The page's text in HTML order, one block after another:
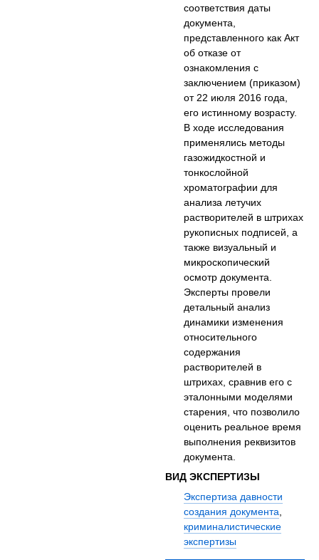
соответствия даты
документа,
представленного как Акт
об отказе от
ознакомления с
заключением (приказом)
от 22 июля 2016 года,
его истинному возрасту.
В ходе исследования
применялись методы
газожидкостной и
тонкослойной
хроматографии для
анализа летучих
растворителей в штрихах
рукописных подписей, а
также визуальный и
микроскопический
осмотр документа.
Эксперты провели
детальный анализ
динамики изменения
относительного
содержания
растворителей в
штрихах, сравнив его с
эталонными моделями
старения, что позволило
оценить реальное время
выполнения реквизитов
документа.
ВИД ЭКСПЕРТИЗЫ
Экспертиза давности
создания документа,
криминалистические
экспертизы